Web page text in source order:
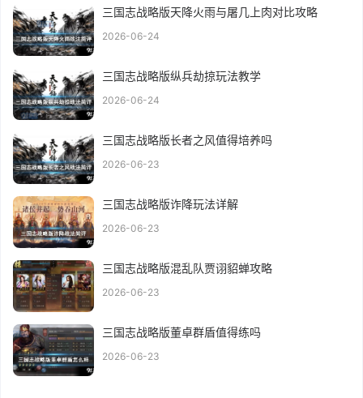
三国志战略版天降火雨与屠几上肉对比攻略
2026-06-24
三国志战略版纵兵劫掠玩法教学
2026-06-24
三国志战略版长者之风值得培养吗
2026-06-23
三国志战略版诈降玩法详解
2026-06-23
三国志战略版混乱队贾诩貂蝉攻略
2026-06-23
三国志战略版董卓群盾值得练吗
2026-06-23